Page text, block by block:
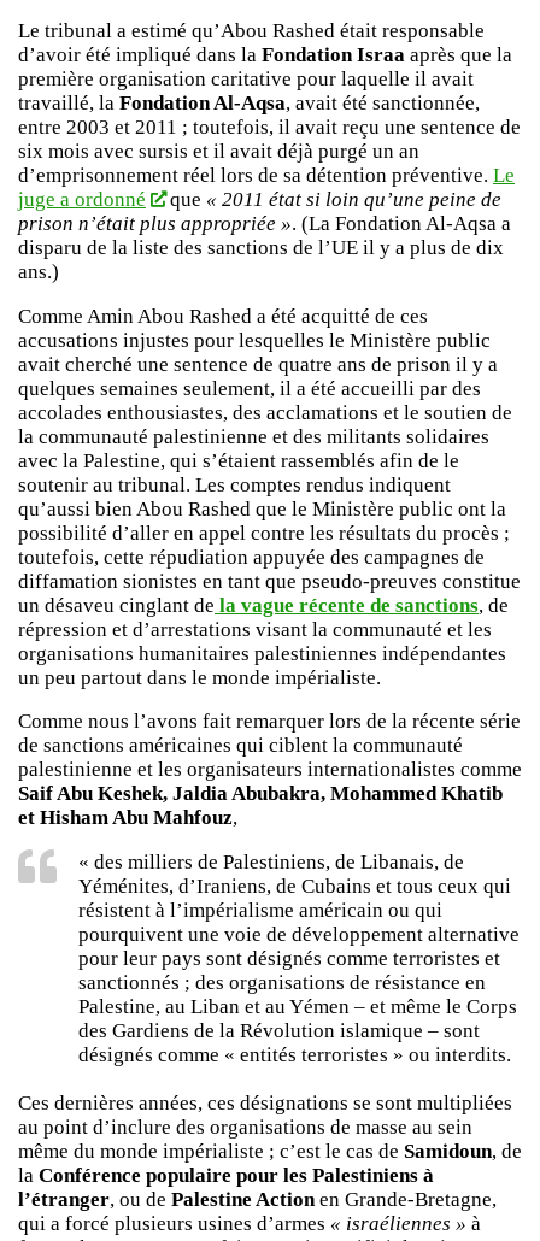
Le tribunal a estimé qu’Abou Rashed était responsable
d’avoir été impliqué dans la Fondation Israa après que la
première organisation caritative pour laquelle il avait
travaillé, la Fondation Al-Aqsa, avait été sanctionnée,
entre 2003 et 2011 ; toutefois, il avait reçu une sentence de
six mois avec sursis et il avait déjà purgé un an
d’emprisonnement réel lors de sa détention préventive. Le
juge a ordonné
que « 2011 état si loin qu’une peine de
prison n’était plus appropriée ». (La Fondation Al-Aqsa a
disparu de la liste des sanctions de l’UE il y a plus de dix
ans.)
Comme Amin Abou Rashed a été acquitté de ces
accusations injustes pour lesquelles le Ministère public
avait cherché une sentence de quatre ans de prison il y a
quelques semaines seulement, il a été accueilli par des
accolades enthousiastes, des acclamations et le soutien de
la communauté palestinienne et des militants solidaires
avec la Palestine, qui s’étaient rassemblés afin de le
soutenir au tribunal. Les comptes rendus indiquent
qu’aussi bien Abou Rashed que le Ministère public ont la
possibilité d’aller en appel contre les résultats du procès ;
toutefois, cette répudiation appuyée des campagnes de
diffamation sionistes en tant que pseudo-preuves constitue
un désaveu cinglant de la vague récente de sanctions, de
répression et d’arrestations visant la communauté et les
organisations humanitaires palestiniennes indépendantes
un peu partout dans le monde impérialiste.
Comme nous l’avons fait remarquer lors de la récente série
de sanctions américaines qui ciblent la communauté
palestinienne et les organisateurs internationalistes comme
Saif Abu Keshek, Jaldia Abubakra, Mohammed Khatib
et Hisham Abu Mahfouz,
« des milliers de Palestiniens, de Libanais, de
Yéménites, d’Iraniens, de Cubains et tous ceux qui
résistent à l’impérialisme américain ou qui
pourquivent une voie de développement alternative
pour leur pays sont désignés comme terroristes et
sanctionnés ; des organisations de résistance en
Palestine, au Liban et au Yémen – et même le Corps
des Gardiens de la Révolution islamique – sont
désignés comme « entités terroristes » ou interdits.
Ces dernières années, ces désignations se sont multipliées
au point d’inclure des organisations de masse au sein
même du monde impérialiste ; c’est le cas de Samidoun, de
la Conférence populaire pour les Palestiniens à
l’étranger, ou de Palestine Actionen Grande-Bretagne,
qui a forcé plusieurs usines d’armes « israéliennes » à